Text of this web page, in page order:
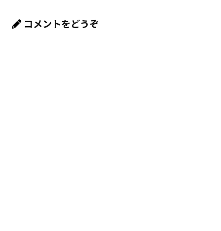
コメントをどうぞ